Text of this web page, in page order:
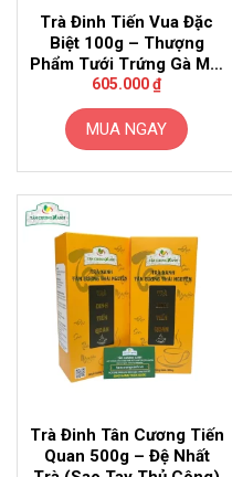
Trà Đinh Tiến Vua Đặc
Biệt 100g – Thượng
Phẩm Tưới Trứng Gà Mật
Ong
605.000₫
MUA NGAY
Trà Đinh Tân Cương Tiến
Quan 500g – Đệ Nhất